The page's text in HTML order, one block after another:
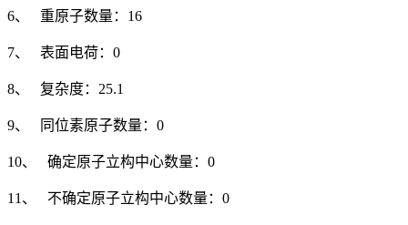
6、 重原子数量：16
7、 表面电荷：0
8、 复杂度：25.1
9、 同位素原子数量：0
10、 确定原子立构中心数量：0
11、 不确定原子立构中心数量：0